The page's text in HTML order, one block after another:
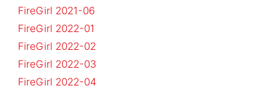
FireGirl 2021-06
FireGirl 2022-01
FireGirl 2022-02
FireGirl 2022-03
FireGirl 2022-04